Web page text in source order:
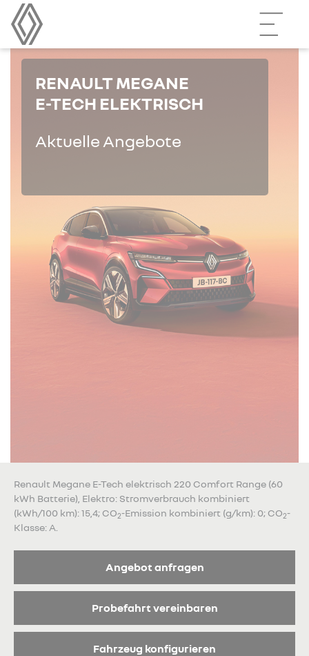
RENAULT MEGANE
E-TECH ELEKTRISCH
Aktuelle Angebote
Renault Megane E-Tech elektrisch 220 Comfort Range (60
kWh Batterie), Elektro: Stromverbrauch kombiniert
(kWh/100 km): 15,4; CO2-Emission kombiniert (g/km): 0; CO2-
Klasse: A.
Angebot anfragen
Probefahrt vereinbaren
Fahrzeug konfigurieren